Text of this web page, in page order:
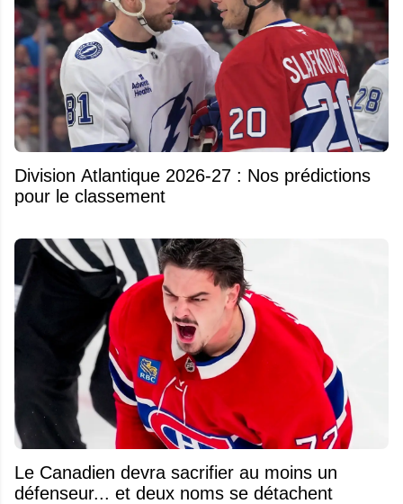
Division Atlantique 2026-27 : Nos prédictions
pour le classement
Le Canadien devra sacrifier au moins un
défenseur... et deux noms se détachent